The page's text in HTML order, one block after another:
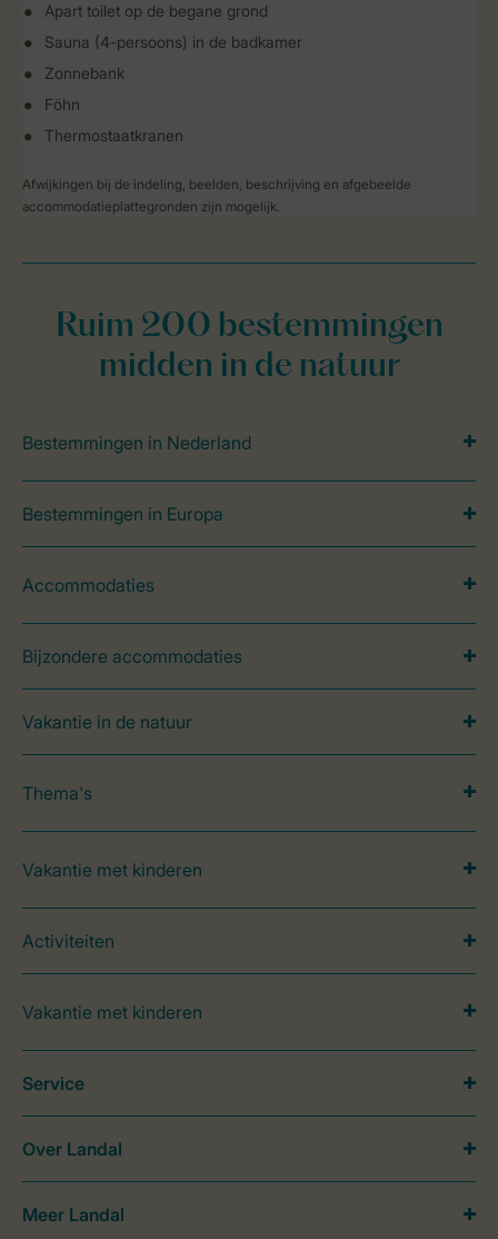
Apart toilet op de begane grond
Sauna (4-persoons) in de badkamer
Zonnebank
Föhn
Thermostaatkranen
Afwijkingen bij de indeling, beelden, beschrijving en afgebeelde
accommodatieplattegronden zijn mogelijk.
Ruim 200 bestemmingen
midden in de natuur
Bestemmingen in Nederland
Bestemmingen in Europa
Accommodaties
Bijzondere accommodaties
Vakantie in de natuur
Thema's
Vakantie met kinderen
Activiteiten
Vakantie met kinderen
Service
Over Landal
Meer Landal